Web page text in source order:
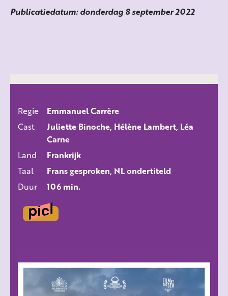
Publicatiedatum: donderdag 8 september 2022
Regie
Emmanuel Carrère
Cast
Juliette Binoche, Hélène Lambert, Léa
Carne
Land
Frankrijk
Taal
Frans gesproken, NL ondertiteld
Duur
106 min.